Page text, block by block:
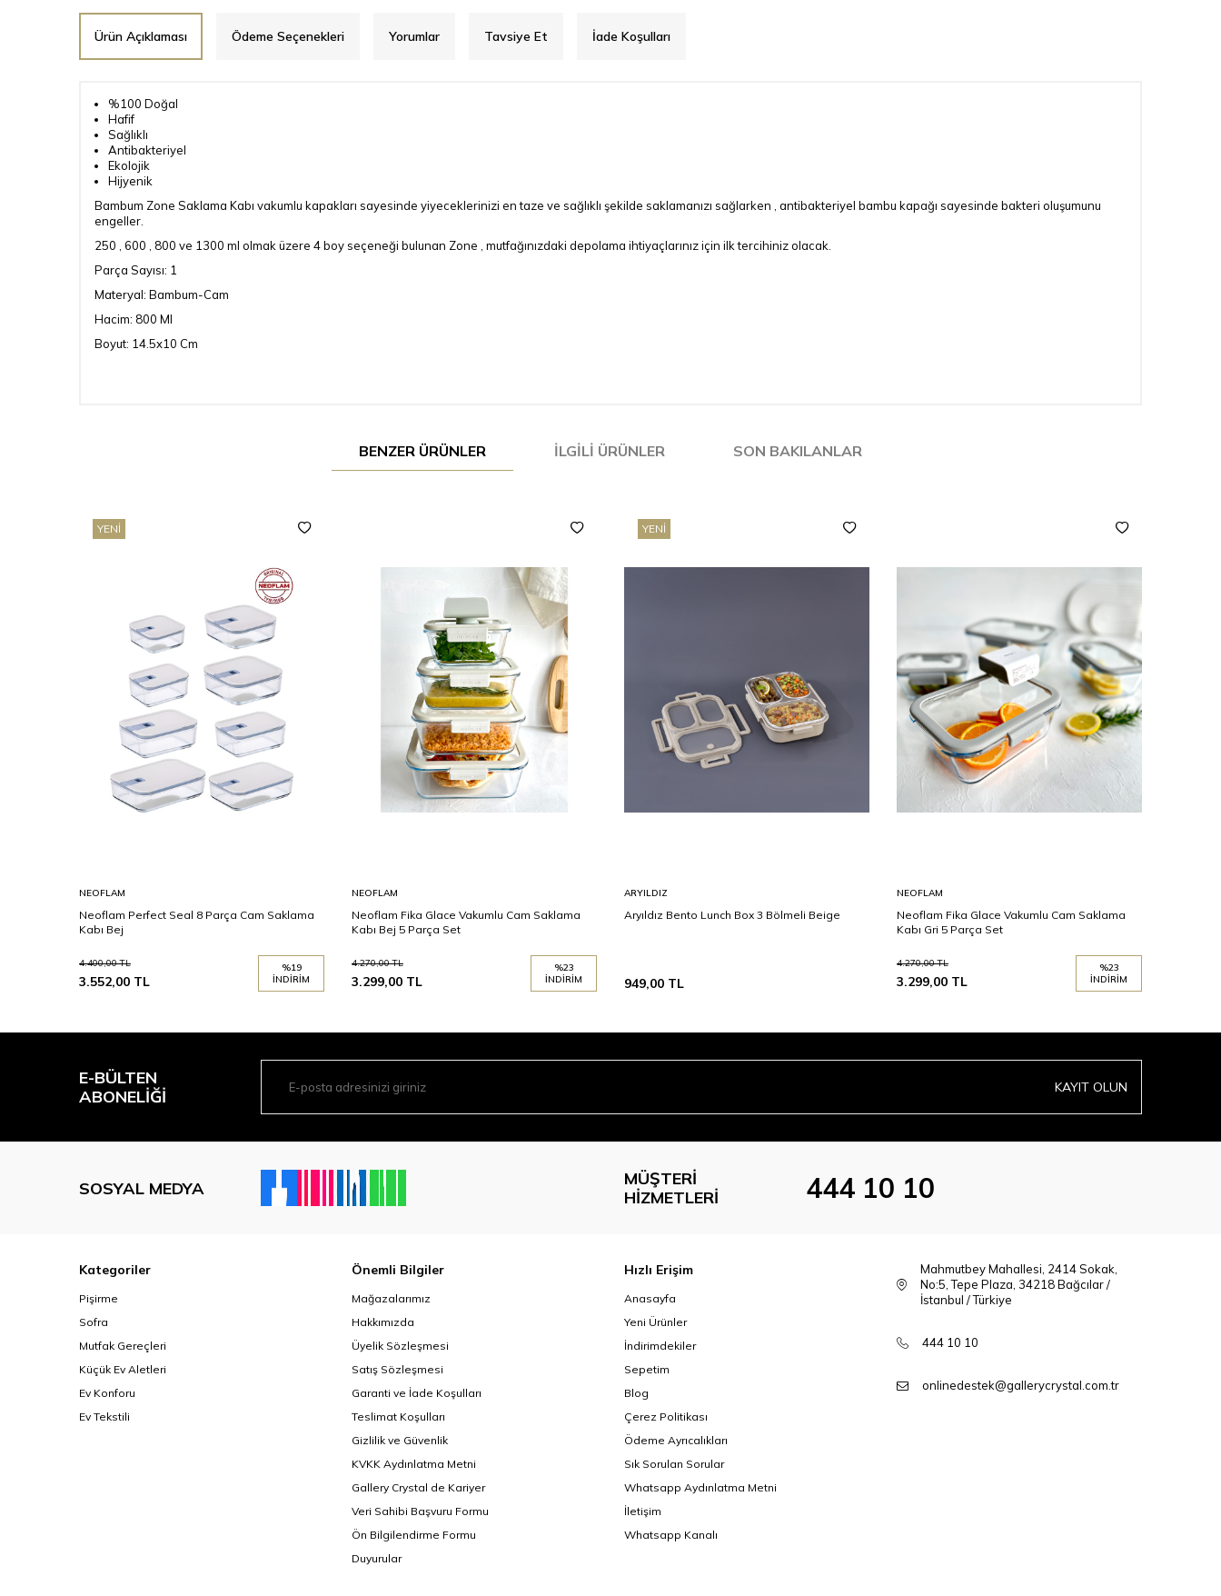
Ürün Açıklaması Ödeme Seçenekleri Yorumlar Tavsiye Et İade Koşulları
%100 Doğal
Hafif
Sağlıklı
Antibakteriyel
Ekolojik
Hijyenik
Bambum Zone Saklama Kabı vakumlu kapakları sayesinde yiyeceklerinizi en taze ve sağlıklı şekilde saklamanızı sağlarken , antibakteriyel bambu kapağı sayesinde bakteri oluşumunu
engeller.
250 , 600 , 800 ve 1300 ml olmak üzere 4 boy seçeneği bulunan Zone , mutfağınızdaki depolama ihtiyaçlarınız için ilk tercihiniz olacak.
Parça Sayısı: 1
Materyal: Bambum-Cam
Hacim: 800 Ml
Boyut: 14.5x10 Cm
BENZER ÜRÜNLER İLGILI ÜRÜNLER SON BAKILANLAR
YENI
NEOFLAM
Neoflam Perfect Seal 8 Parça Cam Saklama
Kabı Bej
4.400,00TL
3.552,00 TL
%19
İNDIRIM
NEOFLAM
Neoflam Fika Glace Vakumlu Cam Saklama
Kabı Bej 5 Parça Set
4.270,00TL
3.299,00 TL
%23
İNDIRIM
YENI
ARYILDIZ
Aryıldız Bento Lunch Box 3 Bölmeli Beige
949,00 TL
NEOFLAM
Neoflam Fika Glace Vakumlu Cam Saklama
Kabı Gri 5 Parça Set
4.270,00TL
3.299,00 TL
%23
İNDIRIM
E-BÜLTEN
ABONELIĞI
KAYIT OLUN
SOSYAL MEDYA
MÜŞTERI
HIZMETLERI
444 10 10
Kategoriler
Pişirme
Sofra
Mutfak Gereçleri
Küçük Ev Aletleri
Ev Konforu
Ev Tekstili
Önemli Bilgiler
Mağazalarımız
Hakkımızda
Üyelik Sözleşmesi
Satış Sözleşmesi
Garanti ve İade Koşulları
Teslimat Koşulları
Gizlilik ve Güvenlik
KVKK Aydınlatma Metni
Gallery Crystal de Kariyer
Veri Sahibi Başvuru Formu
Ön Bilgilendirme Formu
Duyurular
Hızlı Erişim
Anasayfa
Yeni Ürünler
İndirimdekiler
Sepetim
Blog
Çerez Politikası
Ödeme Ayrıcalıkları
Sık Sorulan Sorular
Whatsapp Aydınlatma Metni
İletişim
Whatsapp Kanalı
Mahmutbey Mahallesi, 2414 Sokak,
No:5, Tepe Plaza, 34218 Bağcılar /
İstanbul / Türkiye
444 10 10
onlinedestek@gallerycrystal.com.tr